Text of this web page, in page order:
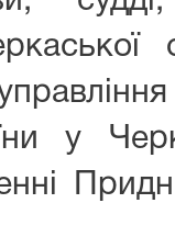
у